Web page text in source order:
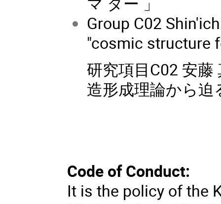
Group C02
"cosmic structure
研究項目C02 安
造形成理論から
Code of Conduct:
It is the policy of the